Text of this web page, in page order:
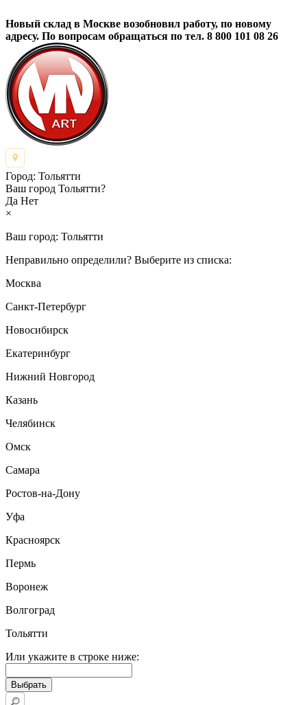
Новый склад в Москве возобновил работу, по новому
адресу. По вопросам обращаться по тел. 8 800 101 08 26
Город: Тольятти
Ваш город Тольятти?
Да Нет
×
Ваш город: Тольятти
Неправильно определили? Выберите из списка:
Москва
Санкт-Петербург
Новосибирск
Екатеринбург
Нижний Новгород
Казань
Челябинск
Омск
Самара
Ростов-на-Дону
Уфа
Красноярск
Пермь
Воронеж
Волгоград
Тольятти
Или укажите в строке ниже: